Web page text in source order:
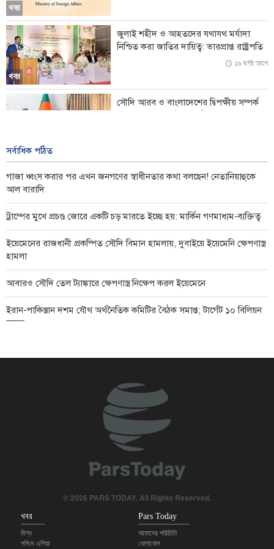
ইয়েমেনের সেনাবাহিনীর হামলায় লোহিত সাগরে সৌদি তেলবাহী ট্যাংকার
লক্ষ্যবস্তু
ইসরায়েল-আমিরাতের গোপন অস্ত্র সহযোগিতার নতুন তথ্য ফাঁস
খবর
খবর
জুলাই শহীদ ও আহতদের যথাযথ মর্যাদা
নিশ্চিত করা জাতির দায়িত্ব: ভারপ্রাপ্ত রাষ্ট্রপতি
১৯ ঘন্টা আগে
খবর
সৌদি আরব ও বাংলাদেশের দ্বিপক্ষীয় সম্পর্ক
সর্বাধিক পঠিত
গাজা ধ্বংস করার পর এখন জনগণের স্বাধীনতার কথা বলছেন! নেতানিয়াহুকে
আল বারাদি
ট্রাম্পের মুখে প্রচণ্ড জোরে একটি চড় মারতে ইচ্ছে হয়: মার্কিন গণমাধ্যম-ব্যক্তিত্ব
ইয়েমেনের রাজধানী প্রকম্পিত সৌদি বিমান হামলায়, দুবাইয়ে ইয়েমেনি ক্ষেপণাস্ত্র
হামলা
আবারও সৌদি তেল ট্যাঙ্কারে ক্ষেপণাস্ত্র নিক্ষেপ করল ইয়েমেনে
ইরান-পাকিস্তান দশম যৌথ অর্থনৈতিক কমিটির বৈঠক সমাপ্ত; টার্গেট ১০ বিলিয়ন
ডলার
সৌদি আরবের নাজরান বিমানবন্দরে ইয়েমেনের ড্রোন হামলা
শেখ নাঈম কাসেম: যুক্তরাষ্ট্র ও ইসরাইলের মোকাবিলায় ইরান বিজয়ী হয়েছে
© 2026 PARS TODAY. All Rights Reserved.
খবর
বিশ্ব
পশ্চিম এশিয়া
Pars Today
আমাদের পরিচিতি
যোগাযোগ